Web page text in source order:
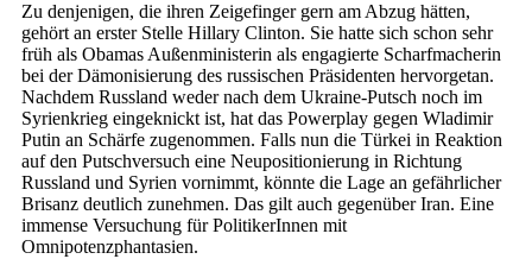
Zu denjenigen, die ihren Zeigefinger gern am Abzug hätten,
gehört an erster Stelle Hillary Clinton. Sie hatte sich schon sehr
früh als Obamas Außenministerin als engagierte Scharfmacherin
bei der Dämonisierung des russischen Präsidenten hervorgetan.
Nachdem Russland weder nach dem Ukraine-Putsch noch im
Syrienkrieg eingeknickt ist, hat das Powerplay gegen Wladimir
Putin an Schärfe zugenommen. Falls nun die Türkei in Reaktion
auf den Putschversuch eine Neupositionierung in Richtung
Russland und Syrien vornimmt, könnte die Lage an gefährlicher
Brisanz deutlich zunehmen. Das gilt auch gegenüber Iran. Eine
immense Versuchung für PolitikerInnen mit
Omnipotenzphantasien.